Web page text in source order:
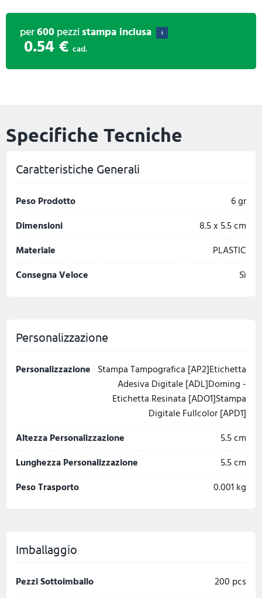
per600pezzistampa inclusa i
0.54 € cad.
Specifiche Tecniche
Caratteristiche Generali
Peso Prodotto
6 gr
Dimensioni
8.5 x 5.5 cm
Materiale
PLASTIC
Consegna Veloce
Sì
Personalizzazione
Personalizzazione Stampa Tampografica [AP2]Etichetta
Adesiva Digitale [ADL]Doming -
Etichetta Resinata [ADO1]Stampa
Digitale Fullcolor [APD1]
Altezza Personalizzazione
5.5 cm
Lunghezza Personalizzazione
5.5 cm
Peso Trasporto
0.001 kg
Imballaggio
Pezzi Sottoimballo
200 pcs